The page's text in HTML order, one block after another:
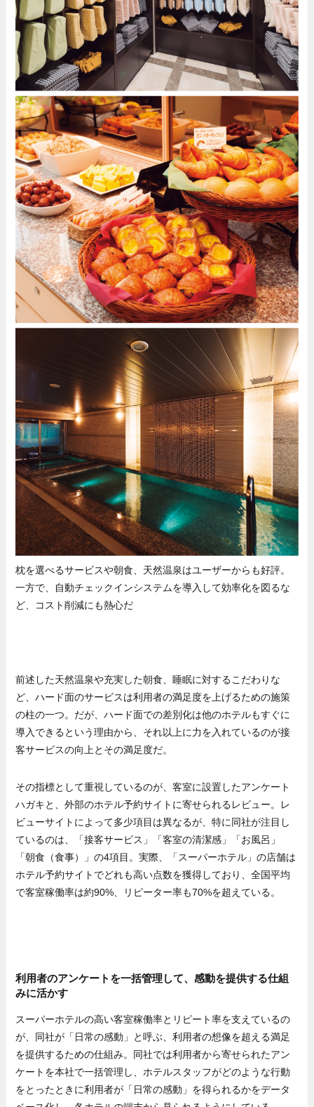
枕を選べるサービスや朝食、天然温泉はユーザーからも好評。
一方で、自動チェックインシステムを導入して効率化を図るな
ど、コスト削減にも熱心だ
前述した天然温泉や充実した朝食、睡眠に対するこだわりな
ど、ハード面のサービスは利用者の満足度を上げるための施策
の柱の一つ。だが、ハード面での差別化は他のホテルもすぐに
導入できるという理由から、それ以上に力を入れているのが接
客サービスの向上とその満足度だ。
その指標として重視しているのが、客室に設置したアンケート
ハガキと、外部のホテル予約サイトに寄せられるレビュー。レ
ビューサイトによって多少項目は異なるが、特に同社が注目し
ているのは、「接客サービス」「客室の清潔感」「お風呂」
「朝食（食事）」の4項目。実際、「スーパーホテル」の店舗は
ホテル予約サイトでどれも高い点数を獲得しており、全国平均
で客室稼働率は約90%、リピーター率も70%を超えている。
利用者のアンケートを一括管理して、感動を提供する仕組
みに活かす
スーパーホテルの高い客室稼働率とリピート率を支えているの
が、同社が「日常の感動」と呼ぶ、利用者の想像を超える満足
を提供するための仕組み。同社では利用者から寄せられたアン
ケートを本社で一括管理し、ホテルスタッフがどのような行動
をとったときに利用者が「日常の感動」を得られるかをデータ